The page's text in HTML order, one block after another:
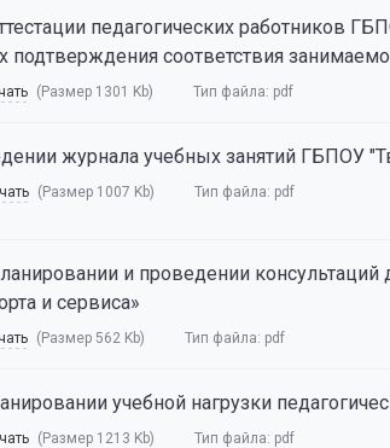
педагогических работников
подтверждения соответствия
(Размер 1301 Kb) Тип файла: pdf
журнала учебных занятий ГБПОУ
(Размер 1007 Kb) Тип файла: pdf
и проведении
и сервиса»
(Размер 562 Kb) Тип файла: pdf
учебной нагрузки
(Размер 1213 Kb) Тип файла: pdf